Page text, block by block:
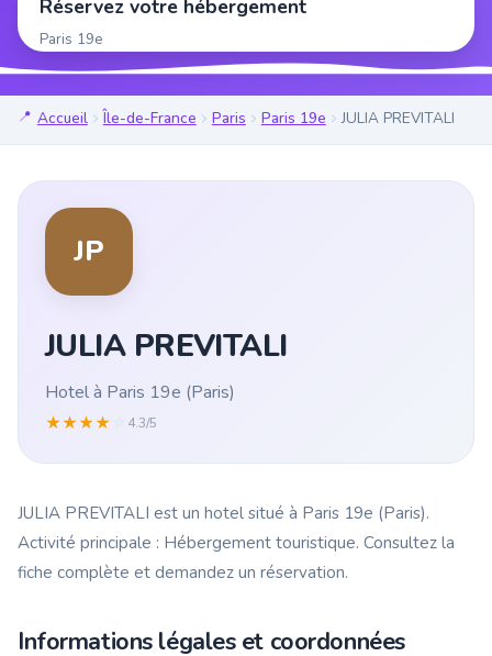
Réservez votre hébergement
Paris 19e
Accueil Île-de-France Paris Paris 19e JULIA PREVITALI
JP
JULIA PREVITALI
Hotel à Paris 19e (Paris)
★★★★ 4.3/5
JULIA PREVITALI est un hotel situé à Paris 19e (Paris).
Activité principale : Hébergement touristique. Consultez la
fiche complète et demandez un réservation.
Informations légales et coordonnées